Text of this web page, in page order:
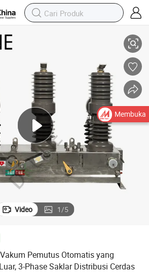
Video 1/5
Pemutus Otomatis yang
3-Phase Saklar Distribusi Cerdas
Membuka